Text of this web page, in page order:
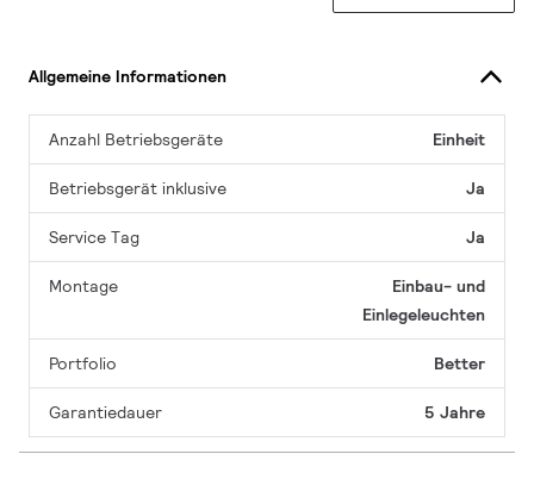
Allgemeine Informationen
Anzahl Betriebsgeräte Einheit
Betriebsgerät inklusive Ja
Service Tag Ja
Montage
Einbau- und
Einlegeleuchten
Portfolio Better
Garantiedauer 5 Jahre